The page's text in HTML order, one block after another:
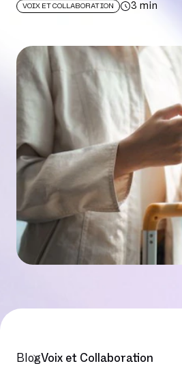
VOIX ET COLLABORATION 3 min
BlogVoix et Collaboration